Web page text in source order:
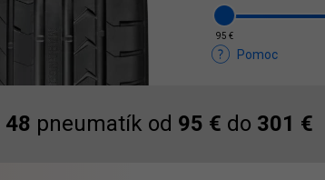
95 €
Pomoc
48 pneumatík od 95 € do 301 €